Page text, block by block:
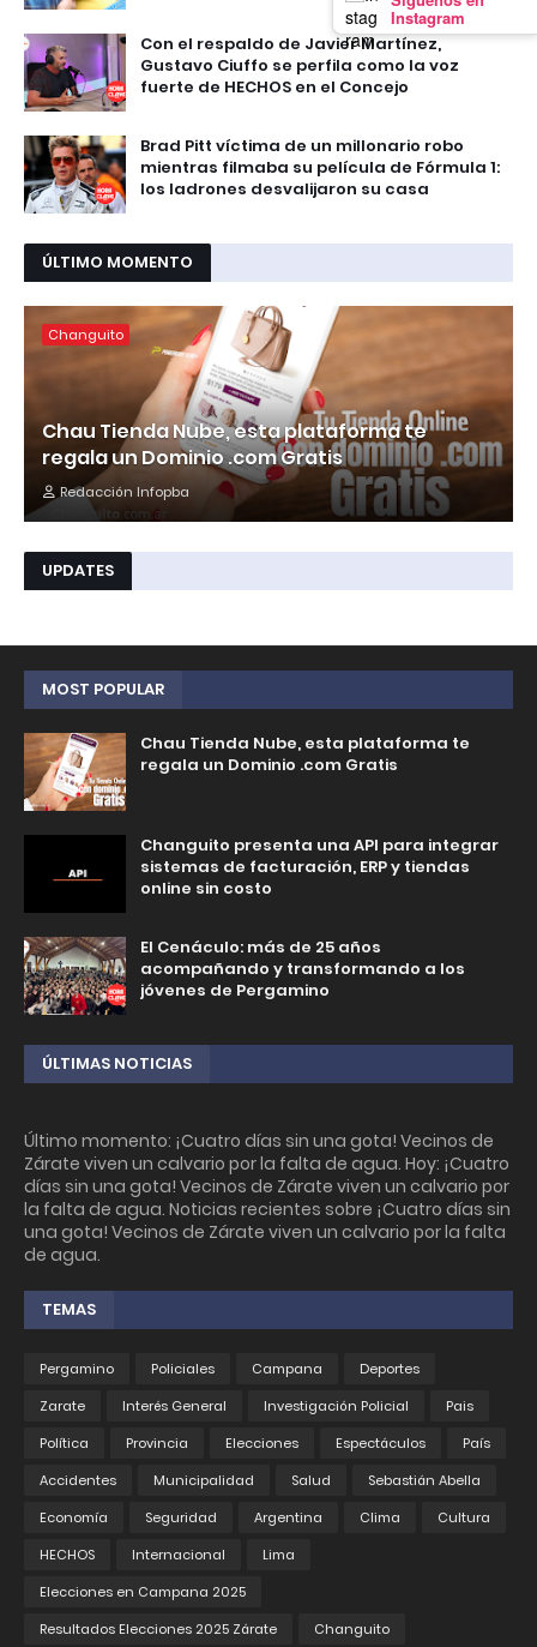
Instagram
Con el respaldo de Javier Martínez,
Gustavo Ciuffo se perfila como la voz
fuerte de HECHOS en el Concejo
Brad Pitt víctima de un millonario robo
mientras filmaba su película de Fórmula 1:
los ladrones desvalijaron su casa
ÚLTIMO MOMENTO
Changuito
Chau Tienda Nube, esta plataforma te
regala un Dominio .com Gratis
Redacción Infopba
UPDATES
MOST POPULAR
Chau Tienda Nube, esta plataforma te
regala un Dominio .com Gratis
Changuito presenta una API para integrar
sistemas de facturación, ERP y tiendas
online sin costo
El Cenáculo: más de 25 años
acompañando y transformando a los
jóvenes de Pergamino
ÚLTIMAS NOTICIAS
Último momento: ¡Cuatro días sin una gota! Vecinos de
Zárate viven un calvario por la falta de agua. Hoy: ¡Cuatro
días sin una gota! Vecinos de Zárate viven un calvario por
la falta de agua. Noticias recientes sobre ¡Cuatro días sin
una gota! Vecinos de Zárate viven un calvario por la falta
de agua.
TEMAS
Pergamino Policiales Campana
Deportes
Zarate
Interés General Investigación Policial
Pais
Política
Provincia Elecciones Espectáculos
País
Accidentes
Municipalidad Salud
Sebastián Abella
Economía
Seguridad Argentina Clima
Cultura
HECHOS
Internacional
Lima
Elecciones en Campana 2025
Resultados Elecciones 2025 Zárate
Changuito